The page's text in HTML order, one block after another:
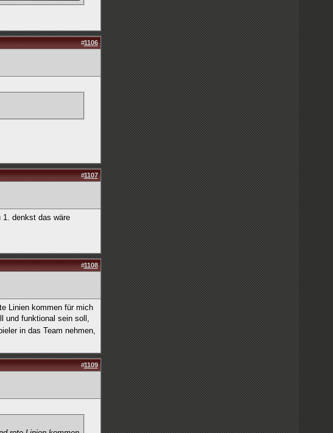
#1106
#1107
denkst das wäre
#1108
Linien kommen für mich
und funktional sein soll,
in das Team nehmen,
#1109